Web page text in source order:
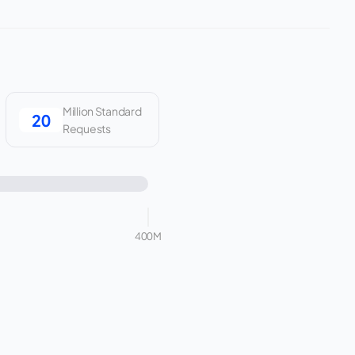
Million Standard
Requests
400M